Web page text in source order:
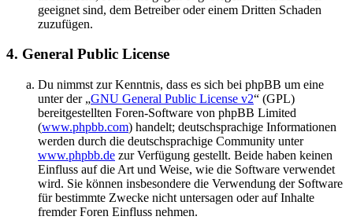
geeignet sind, dem Betreiber oder einem Dritten Schaden
zuzufügen.
4. General Public License
Du nimmst zur Kenntnis, dass es sich bei phpBB um eine
unter der „GNU General Public License v2“ (GPL)
bereitgestellten Foren-Software von phpBB Limited
(www.phpbb.com) handelt; deutschsprachige Informationen
werden durch die deutschsprachige Community unter
www.phpbb.de zur Verfügung gestellt. Beide haben keinen
Einfluss auf die Art und Weise, wie die Software verwendet
wird. Sie können insbesondere die Verwendung der Software
für bestimmte Zwecke nicht untersagen oder auf Inhalte
fremder Foren Einfluss nehmen.